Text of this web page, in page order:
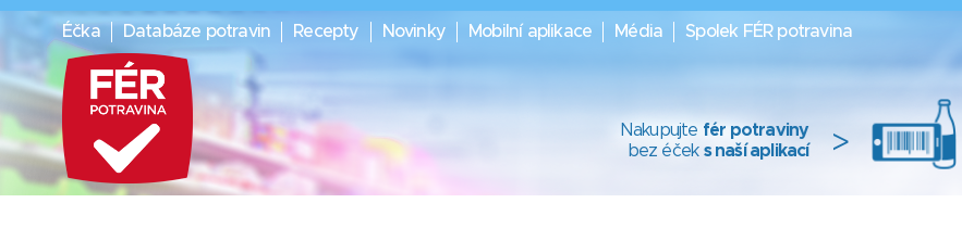
Éčka Databáze potravin Recepty Novinky Mobilní aplikace Média Spolek FÉR potravina
Nakupujte fér potraviny
bez éček s naší aplikací >